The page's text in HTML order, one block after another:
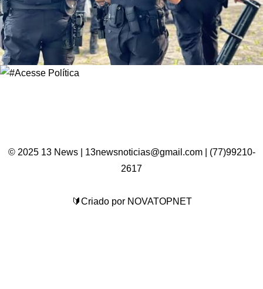
© 2025 13 News | 13newsnoticias@gmail.com | (77)99210-
2617
🔰Criado por NOVATOPNET